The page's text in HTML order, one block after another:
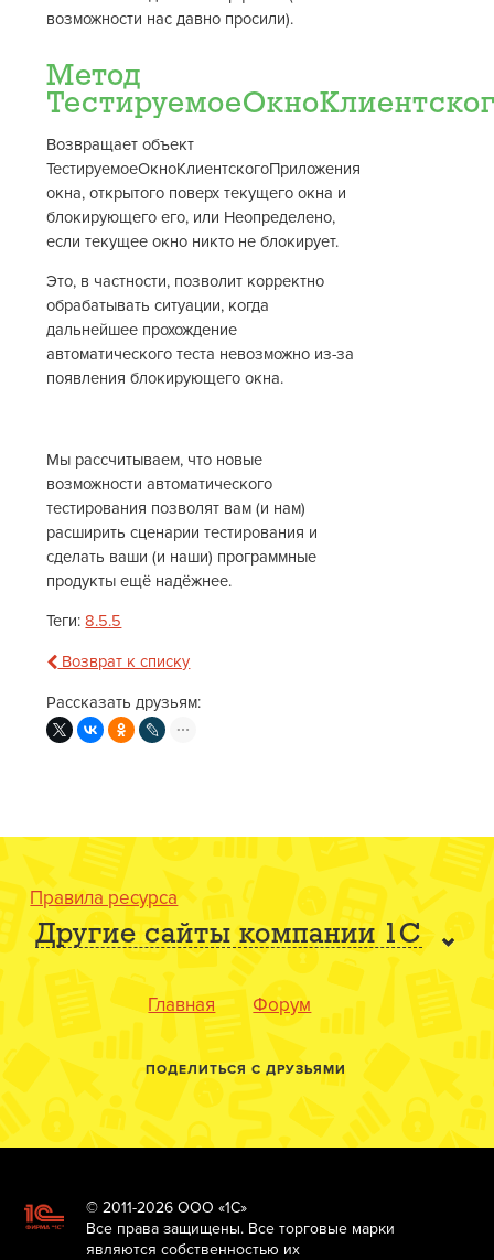
возможности нас давно просили).
Метод
Возвращает объект
ТестируемоеОкноКлиентскогоПриложения
окна, открытого поверх текущего окна и
блокирующего его, или Неопределено,
если текущее окно никто не блокирует.
Это, в частности, позволит корректно
обрабатывать ситуации, когда
дальнейшее прохождение
автоматического теста невозможно из-за
появления блокирующего окна.
Мы рассчитываем, что новые
возможности автоматического
тестирования позволят вам (и нам)
расширить сценарии тестирования и
сделать ваши (и наши) программные
продукты ещё надёжнее.
Теги:8.5.5
Возврат к списку
Рассказать друзьям:
Правила ресурса
Другие сайты компании 1С
Главная Форум
ПОДЕЛИТЬСЯ С ДРУЗЬЯМИ
© 2011-2026 ООО «1С»
Все права защищены. Все торговые марки
являются собственностью их